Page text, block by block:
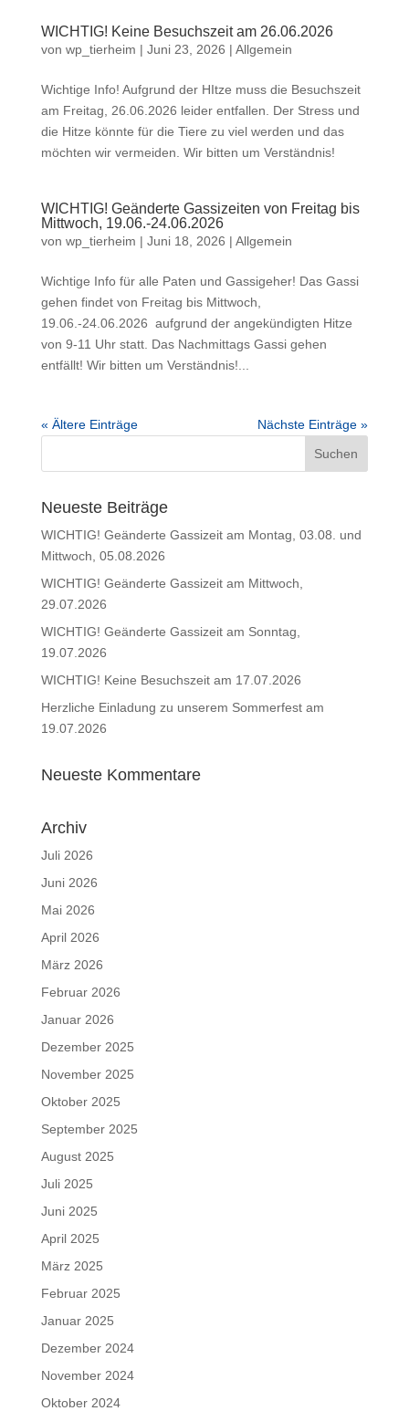
WICHTIG! Keine Besuchszeit am 26.06.2026
von wp_tierheim | Juni 23, 2026 | Allgemein
Wichtige Info! Aufgrund der HItze muss die Besuchszeit
am Freitag, 26.06.2026 leider entfallen. Der Stress und
die Hitze könnte für die Tiere zu viel werden und das
möchten wir vermeiden. Wir bitten um Verständnis!
WICHTIG! Geänderte Gassizeiten von Freitag bis
Mittwoch, 19.06.-24.06.2026
von wp_tierheim | Juni 18, 2026 | Allgemein
Wichtige Info für alle Paten und Gassigeher! Das Gassi
gehen findet von Freitag bis Mittwoch,
19.06.-24.06.2026 aufgrund der angekündigten Hitze
von 9-11 Uhr statt. Das Nachmittags Gassi gehen
entfällt! Wir bitten um Verständnis!...
« Ältere Einträge Nächste Einträge »
Neueste Beiträge
WICHTIG! Geänderte Gassizeit am Montag, 03.08. und
Mittwoch, 05.08.2026
WICHTIG! Geänderte Gassizeit am Mittwoch,
29.07.2026
WICHTIG! Geänderte Gassizeit am Sonntag,
19.07.2026
WICHTIG! Keine Besuchszeit am 17.07.2026
Herzliche Einladung zu unserem Sommerfest am
19.07.2026
Neueste Kommentare
Archiv
Juli 2026
Juni 2026
Mai 2026
April 2026
März 2026
Februar 2026
Januar 2026
Dezember 2025
November 2025
Oktober 2025
September 2025
August 2025
Juli 2025
Juni 2025
April 2025
März 2025
Februar 2025
Januar 2025
Dezember 2024
November 2024
Oktober 2024